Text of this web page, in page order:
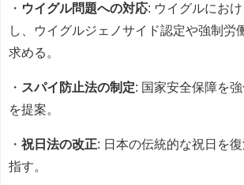
・ ウイグル問題への対応: ウイグルにお
し、ウイグルジェノサイド認定や強制労
求める。
・ スパイ防止法の制定: 国家安全保障を
を提案。
・ 祝日法の改正: 日本の伝統的な祝日を
指す。